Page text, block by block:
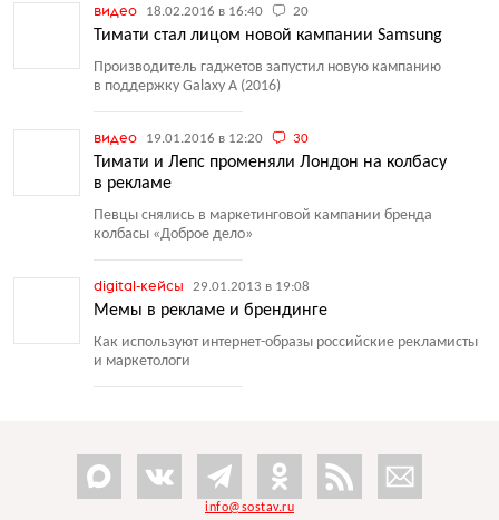
видео 18.02.2016 в 16:40 20
Тимати стал лицом новой кампании Samsung
Производитель гаджетов запустил новую кампанию
в поддержку Galaxy A (2016)
видео 19.01.2016 в 12:20 30
Тимати и Лепс променяли Лондон на колбасу
в рекламе
Певцы снялись в маркетинговой кампании бренда
колбасы «Доброе дело»
digital-кейсы 29.01.2013 в 19:08
Мемы в рекламе и брендинге
Как используют интернет-образы российские рекламисты
и маркетологи
info@sostav.ru